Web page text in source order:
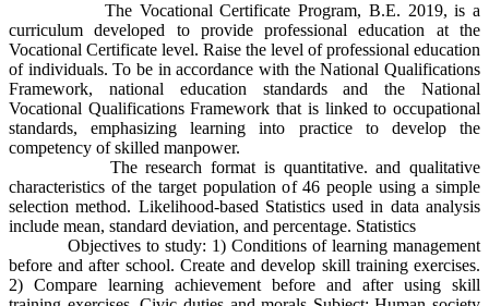
The Vocational Certificate Program, B.E. 2019, is a
curriculum developed to provide professional education at the
Vocational Certificate level. Raise the level of professional education
of individuals. To be in accordance with the National Qualifications
Framework, national education standards and the National
Vocational Qualifications Framework that is linked to occupational
standards, emphasizing learning into practice to develop the
competency of skilled manpower.
The research format is quantitative. and qualitative
characteristics of the target population of 46 people using a simple
selection method. Likelihood-based Statistics used in data analysis
include mean, standard deviation, and percentage. Statistics
Objectives to study: 1) Conditions of learning management
before and after school. Create and develop skill training exercises.
2) Compare learning achievement before and after using skill